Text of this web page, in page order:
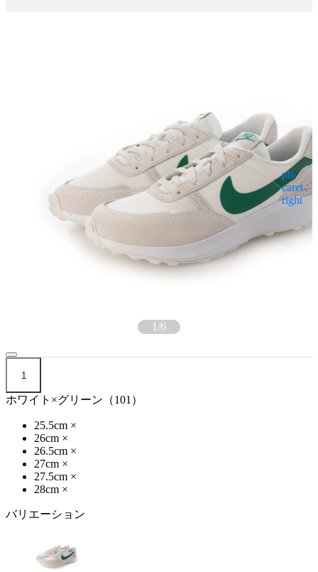
1/6
1
ホワイト×グリーン（101）
25.5cm ×
26cm ×
26.5cm ×
27cm ×
27.5cm ×
28cm ×
バリエーション